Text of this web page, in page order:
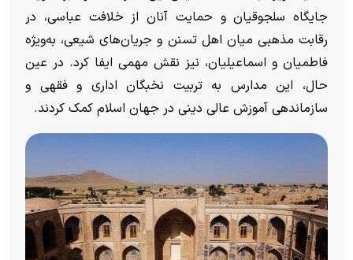
جایگاه سلجوقیان و حمایت آنان از خلافت عباسی، در
رقابت مذهبی میان اهل تسنن و جریان‌های شیعی، به‌ویژه
فاطمیان و اسماعیلیان، نیز نقش مهمی ایفا کرد. در عین
حال، این مدارس به تربیت نخبگان اداری و فقهی و
سازماندهی آموزش عالی دینی در جهان اسلام کمک کردند.